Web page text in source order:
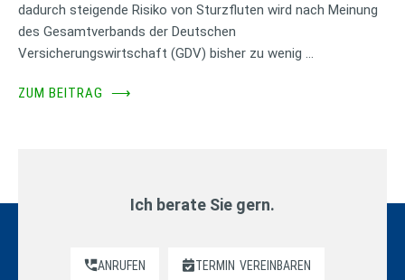
dadurch steigende Risiko von Sturzfluten wird nach Meinung
des Gesamtverbands der Deutschen
Versicherungswirtschaft (GDV) bisher zu wenig …
ZUM BEITRAG ⟶
Ich berate Sie gern.
ANRUFEN TERMIN VEREINBAREN